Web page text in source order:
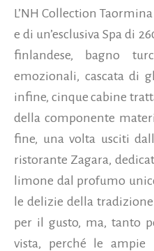
L’NH Collection
e di un’esclusiva Spa di
finlandese, bagno
emozionali, cascata di
infine, cinque cabine
della componente
fine, una volta usciti
ristorante Zagara,
limone dal profumo
le delizie della
per il gusto, ma, tanto
vista, perché le ampie